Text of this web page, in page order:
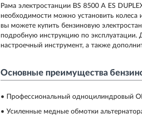
Рама электростанции BS 8500 A ES
необходимости можно установить колеса
вы можете купить бензиновую
подробную инструкцию по эксплуатации.
настроечный инструмент, а также
Основные преимущества
• Профессиональный одноцилиндровый
• Усиленные медные обмотки